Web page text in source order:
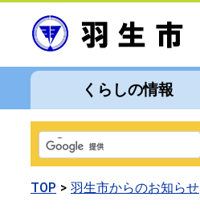
くらしの情報
TOP 羽生市からのお知らせ